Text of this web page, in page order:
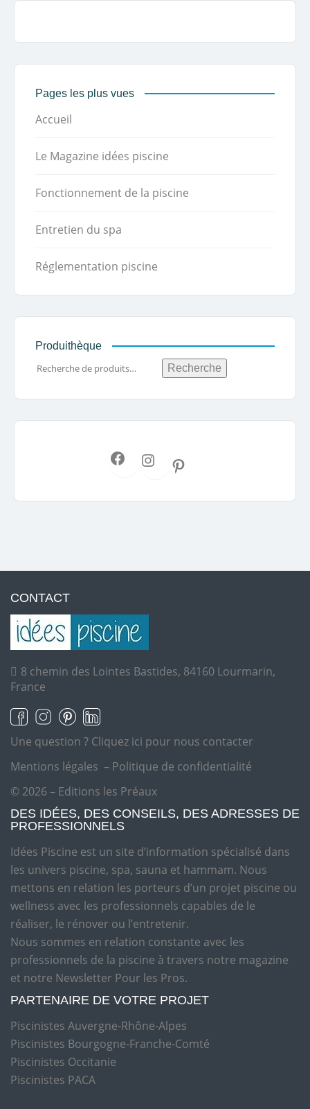
Pages les plus vues
Accueil
Le Magazine idées piscine
Fonctionnement de la piscine
Entretien du spa
Réglementation piscine
Produithèque
Recherche
CONTACT
8 chemin des Lointes Bastides, 84160 Lourmarin,
France
Une question ? Cliquez ici pour nous contacter
Mentions légales – Politique de confidentialité
© 2026 – Editions les Préaux
DES IDÉES, DES CONSEILS, DES ADRESSES DE
PROFESSIONNELS
Idées Piscine est un site d’information spécialisé dans
les univers piscine, spa, sauna et hammam. Nous
mettons en relation les porteurs d’un projet piscine ou
wellness avec les professionnels capables de le
réaliser, le rénover ou l’entretenir.
Nous sommes en relation constante avec les
professionnels de la piscine à travers notre magazine
et notre Newsletter Pour les Pros.
PARTENAIRE DE VOTRE PROJET
Piscinistes Auvergne-Rhône-Alpes
Piscinistes Bourgogne-Franche-Comté
Piscinistes Occitanie
Piscinistes PACA